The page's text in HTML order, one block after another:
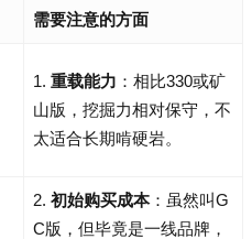
需要注意的方面
1. 重载能力 ：相比330或矿
山版，挖掘力相对保守，不
太适合长期啃硬岩。
2. 初始购买成本：虽然叫G
C版，但毕竟是一线品牌，